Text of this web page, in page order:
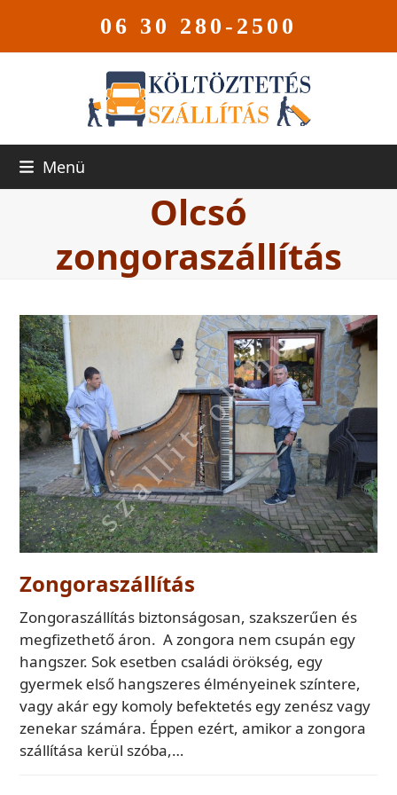
06 30 280-2500
Menü
Olcsó
zongoraszállítás
Zongoraszállítás
Zongoraszállítás biztonságosan, szakszerűen és
megfizethető áron. A zongora nem csupán egy
hangszer. Sok esetben családi örökség, egy
gyermek első hangszeres élményeinek színtere,
vagy akár egy komoly befektetés egy zenész vagy
zenekar számára. Éppen ezért, amikor a zongora
szállítása kerül szóba,…